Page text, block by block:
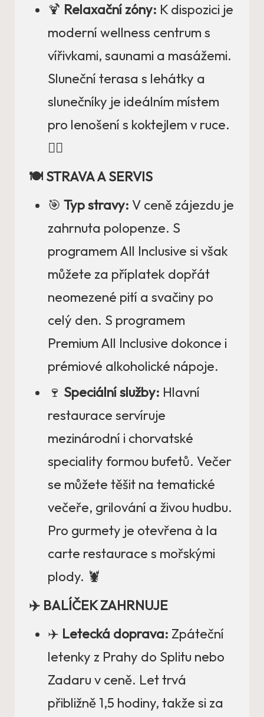
🍹 Relaxační zóny: K dispozici je
moderní wellness centrum s
vířivkami, saunami a masážemi.
Sluneční terasa s lehátky a
slunečníky je ideálním místem
pro lenošení s koktejlem v ruce.
🧖‍♂️
🍽️ STRAVA A SERVIS
🎯 Typ stravy: V ceně zájezdu je
zahrnuta polopenze. S
programem All Inclusive si však
můžete za příplatek dopřát
neomezené pití a svačiny po
celý den. S programem
Premium All Inclusive dokonce i
prémiové alkoholické nápoje.
🍷 Speciální služby: Hlavní
restaurace servíruje
mezinárodní i chorvatské
speciality formou bufetů. Večer
se můžete těšit na tematické
večeře, grilování a živou hudbu.
Pro gurmety je otevřena à la
carte restaurace s mořskými
plody. 🦞
✈️ BALÍČEK ZAHRNUJE
✈️ Letecká doprava: Zpáteční
letenky z Prahy do Splitu nebo
Zadaru v ceně. Let trvá
přibližně 1,5 hodiny, takže si za